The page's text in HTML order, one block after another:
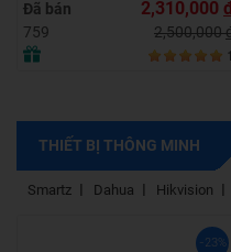
K1T321MFWX
Đã bán
759
2,310,000
2,500,000
1
THIẾT BỊ THÔNG MINH
Smartz Dahua Hikvision
-23%